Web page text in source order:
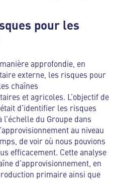
pour les
approfondie, en
externe, les risques pour
chaînes
et agricoles. L’objectif de
d’identifier les risques
du Groupe dans
au niveau
de voir où nous pouvions
efficacement. Cette analyse
d’approvisionnement, en
primaire ainsi que